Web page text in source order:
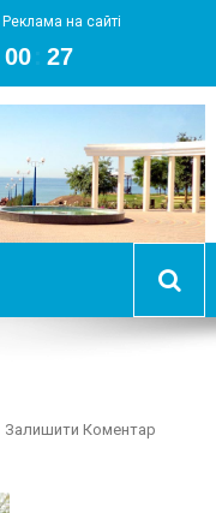
Реклама на сайті
00 27
Южный
Залишити КоментарOn